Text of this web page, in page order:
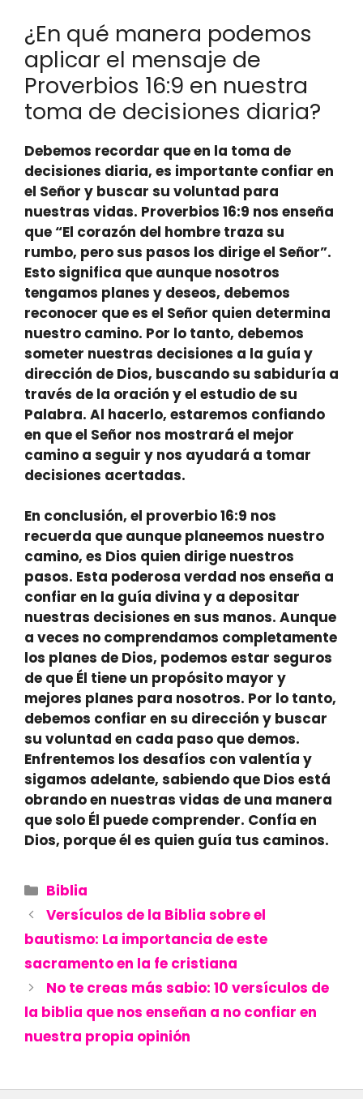
¿En qué manera podemos
aplicar el mensaje de
Proverbios 16:9 en nuestra
toma de decisiones diaria?
Debemos recordar queen la toma de
decisiones diaria, es importante confiar en
el Señor y buscar su voluntad para
nuestras vidas. Proverbios 16:9 nos enseña
que “El corazón del hombre traza su
rumbo, pero sus pasos los dirige el Señor”.
Esto significa que aunque nosotros
tengamos planes y deseos, debemos
reconocer que es el Señor quien determina
nuestro camino. Por lo tanto, debemos
someter nuestras decisiones a la guía y
dirección de Dios, buscando su sabiduría a
través de la oración y el estudio de su
Palabra. Al hacerlo, estaremos confiando
en que el Señor nos mostrará el mejor
camino a seguir y nos ayudará a tomar
decisiones acertadas.
En conclusión, el proverbio 16:9 nos
recuerda que aunque planeemos nuestro
camino, es Dios quien dirige nuestros
pasos. Esta poderosa verdad nos enseña a
confiar en la guía divina y a depositar
nuestras decisiones en sus manos. Aunque
a veces no comprendamos completamente
los planes de Dios, podemos estar seguros
de que Él tiene un propósito mayor y
mejores planes para nosotros. Por lo tanto,
debemos confiar en su dirección y buscar
su voluntad en cada paso que demos.
Enfrentemos los desafíos con valentía y
sigamos adelante, sabiendo que Dios está
obrando en nuestras vidas de una manera
que solo Él puede comprender. Confía en
Dios, porque él es quien guía tus caminos.
Categories
Biblia
Versículos de la Biblia sobre el
bautismo: La importancia de este
sacramento en la fe cristiana
No te creas más sabio: 10 versículos de
la biblia que nos enseñan a no confiar en
nuestra propia opinión